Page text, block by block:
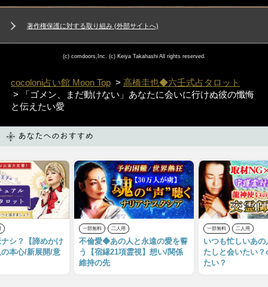
著作権保護に対する取り組み (外部サイトへ)
(c) comdoors,Inc. (c) Keiya Takahashi All rights reserved.
cocoloni占い館 Moon Top> 高橋圭也◆六壬式占タロット
> 「ゴメン、まだ動けない」あなたに会いに行けぬ彼の懺悔
と伝えたい愛
あなたへのおすすめ
シ？【諦めかけ
本心/新展開/意
一部無料 二人用
不倫愛◆あの人と永遠の愛を誓
う【宿縁21項霊視】想い/関係
維持の先
一部無料 二人用
いつも忙しいあ
たしと会いたい
たい？